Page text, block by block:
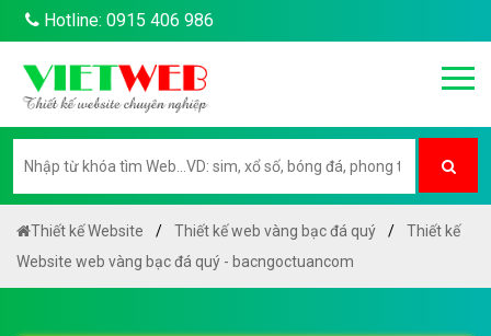
Hotline: 0915 406 986
Thiết kế Website Thiết kế web vàng bạc đá quý
Thiết kế
Website web vàng bạc đá quý - bacngoctuancom